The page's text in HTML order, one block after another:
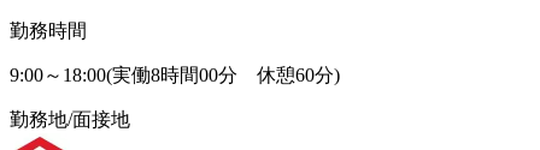
勤務時間
9:00～18:00(実働8時間00分 休憩60分)
勤務地/面接地